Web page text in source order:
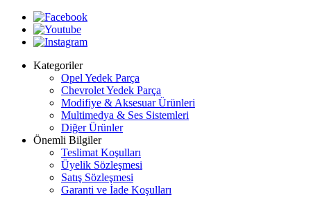
Kategoriler
Opel Yedek Parça
Chevrolet Yedek Parça
Modifiye & Aksesuar Ürünleri
Multimedya & Ses Sistemleri
Diğer Ürünler
Önemli Bilgiler
Teslimat Koşulları
Üyelik Sözleşmesi
Satış Sözleşmesi
Garanti ve İade Koşulları